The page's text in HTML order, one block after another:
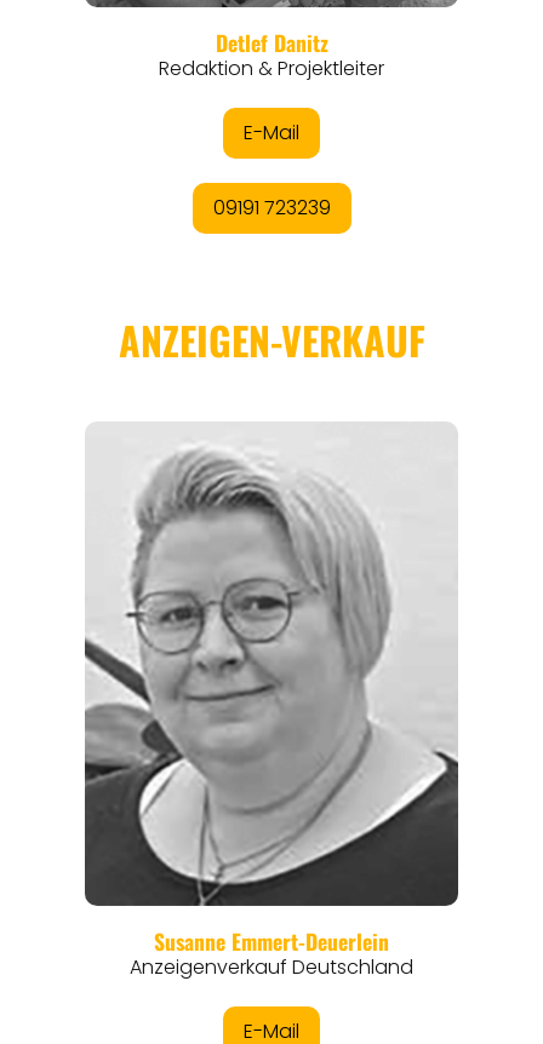
EVENTS
REISEFÜHRER
REISEMAGAZINE
THEMEN
ANGEBOTE